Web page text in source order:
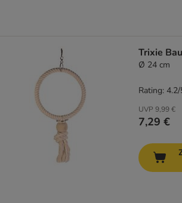
Trixie
Ø 24 cm
UVP 9,99 €
7,29 €
Rating: